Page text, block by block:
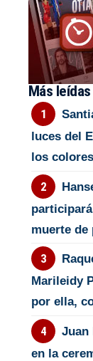
Más leídas
luces del
los
muerte de
Marileidy
por ella,
Juan
en la